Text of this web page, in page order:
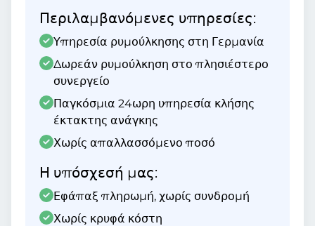
Περιλαμβανόμενες υπηρεσίες:
Υπηρεσία ρυμούλκησης στη Γερμανία
Δωρεάν ρυμούλκηση στο πλησιέστερο
συνεργείο
Παγκόσμια 24ωρη υπηρεσία κλήσης
έκτακτης ανάγκης
Χωρίς απαλλασσόμενο ποσό
Η υπόσχεσή μας:
Εφάπαξ πληρωμή, χωρίς συνδρομή
Χωρίς κρυφά κόστη